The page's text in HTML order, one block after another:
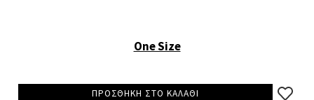
One Size
ΠΡΟΣΘΗΚΗ ΣΤΟ ΚΑΛΑΘΙ